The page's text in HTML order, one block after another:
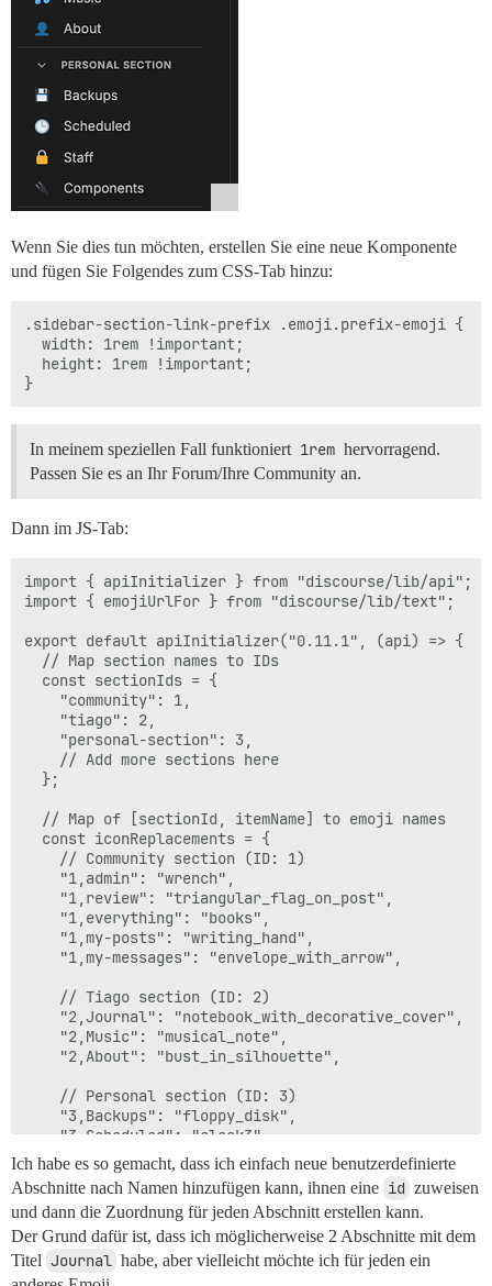
Wenn Sie dies tun möchten, erstellen Sie eine neue Komponente
und fügen Sie Folgendes zum CSS-Tab hinzu:
.sidebar-section-link-prefix .emoji.prefix-emoji {
  width: 1rem !important;
  height: 1rem !important;
In meinem speziellen Fall funktioniert 1rem hervorragend.
Passen Sie es an Ihr Forum/Ihre Community an.
Dann im JS-Tab:
import { apiInitializer } from "discourse/lib/api";
import { emojiUrlFor } from "discourse/lib/text";
export default apiInitializer("0.11.1", (api) => {
  // Map section names to IDs
  const sectionIds = {
    "community": 1,
    "tiago": 2,
    "personal-section": 3,
    // Add more sections here
  };
  // Map of [sectionId, itemName] to emoji names
  const iconReplacements = {
    // Community section (ID: 1)
    "1,admin": "wrench",
    "1,review": "triangular_flag_on_post",
    "1,everything": "books",
    "1,my-posts": "writing_hand",
    "1,my-messages": "envelope_with_arrow",
    // Tiago section (ID: 2)
    "2,Journal": "notebook_with_decorative_cover",
    "2,Music": "musical_note",
    "2,About": "bust_in_silhouette",
    // Personal section (ID: 3)
    "3,Backups": "floppy_disk",
    "3,Scheduled": "clock3",
    "3,Staff": "lock",
    "3,Components": "electric_plug",
  };
  function replaceIcons() {
Ich habe es so gemacht, dass ich einfach neue benutzerdefinierte
Abschnitte nach Namen hinzufügen kann, ihnen eine id zuweisen
und dann die Zuordnung für jeden Abschnitt erstellen kann.
Der Grund dafür ist, dass ich möglicherweise 2 Abschnitte mit dem
Titel Journal habe, aber vielleicht möchte ich für jeden ein